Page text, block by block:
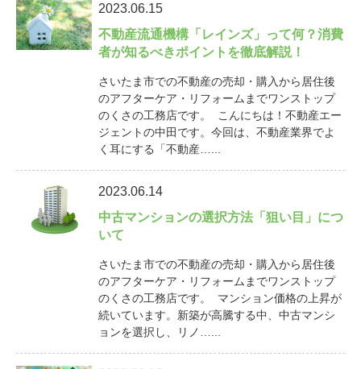
2023.06.15
不動産流通機構「レインズ」って何？消費
者が知るべきポイントを徹底解説！
さいたま市での不動産の売却・購入から居住後
のアフターケア・リフォームまでワンストップ
のくさの工務店です。 こんにちは！不動産エー
ジェントの中田です。今回は、不動産業界でよ
く耳にする「不動産…...
2023.06.14
中古マンションの選択方法「狙い目」につ
いて
さいたま市での不動産の売却・購入から居住後
のアフターケア・リフォームまでワンストップ
のくさの工務店です。 マンション価格の上昇が
続いています。新築が高騰する中、中古マンシ
ョンを選択し、リノ…...